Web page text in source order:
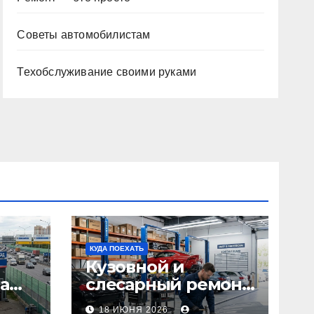
Советы автомобилистам
Техобслуживание своими руками
КУДА ПОЕХАТЬ
Кузовной и
слесарный ремонт
автомобилей:
18 ИЮНЯ 2026